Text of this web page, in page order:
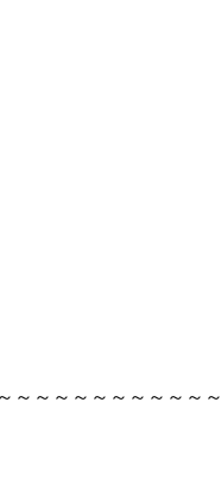
～～～～～～～～～～～